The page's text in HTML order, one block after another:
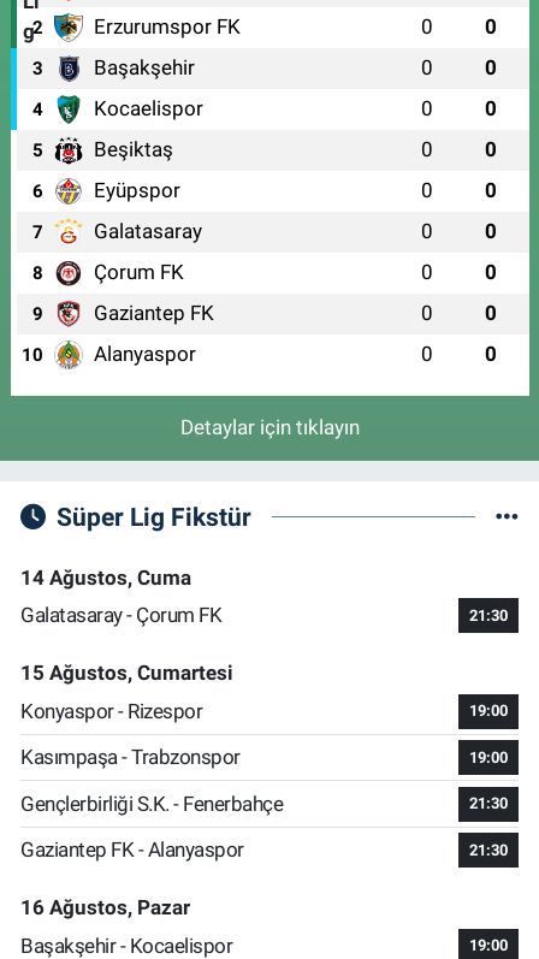
Kent Meydanı Eczanesi
ULU MAH. ULUBATLI HASAN BULVARI (ANKARA YOLU) NO:64 A(ÖZEL
ARİTMİ OSMANGAZİ HASTANESİ ACİL YANI)
0 (224) 251 33 44
2 Erzurumspor FK 0 0
3 Başakşehir 0 0
4 Kocaelispor 0 0
5 Beşiktaş 0 0
6 Eyüpspor 0 0
7 Galatasaray 0 0
8 Çorum FK 0 0
9 Gaziantep FK 0 0
10 Alanyaspor 0 0
Detaylar için tıklayın
Süper Lig Fikstür
14 Ağustos, Cuma
Galatasaray - Çorum FK
21:30
15 Ağustos, Cumartesi
Konyaspor - Rizespor
19:00
Kasımpaşa - Trabzonspor 19:00
Gençlerbirliği S.K. - Fenerbahçe 21:30
Gaziantep FK - Alanyaspor 21:30
16 Ağustos, Pazar
Başakşehir - Kocaelispor
19:00